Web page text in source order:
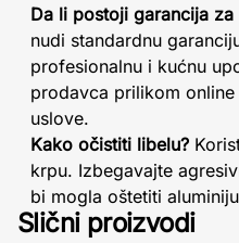
Da li postoji garancija
nudi standardnu
profesionalnu i kućnu
prodavca prilikom
uslove.
Kako očistiti libelu?
krpu. Izbegavajte
bi mogla oštetiti
Slični proizvodi